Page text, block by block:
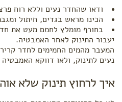
ודאו שהחדר נעים וללא רוח
הכינו מראש בגדים, חיתול
בחורף מומלץ לחמם מעט את
יעבור התינוק לאחר האמבטיה.
המעבר מהמים החמימים לחדר
נעים לתינוק, ולאו דווקא
איך לרחוץ תינוק שלא